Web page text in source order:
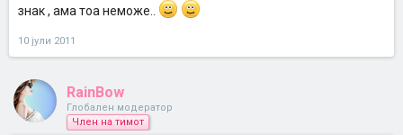
знак , ама тоа неможе..
10 јули 2011
RainBow
Глобален модератор
Член на тимот